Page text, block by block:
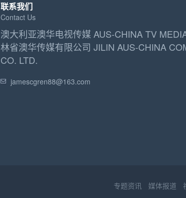
联系我们
Contact Us
澳大利亚澳华电视传媒 AUS-CHINA TV
林省澳华传媒有限公司 JILIN AUS-CHINA
CO. LTD.
jamescgren88@163.com
专题资讯 媒体报道